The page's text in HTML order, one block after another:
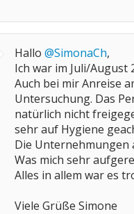
Hallo @SimonaCh,
Ich war im Juli/August
Auch bei mir Anreise
Untersuchung. Das
natürlich nicht
sehr auf Hygiene
Die Unternehmungen
Was mich sehr
Alles in allem war es
Viele Grüße Simone